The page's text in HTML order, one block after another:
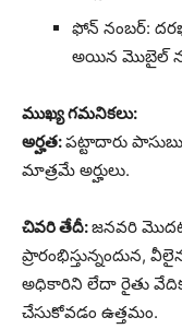
ఫోన్ నంబర్:
అయిన మొబైల్
ముఖ్య గమనికలు:
అర్హత:పట్టాదారు
మాత్రమే అర్హులు.
చివరి తేదీ:జనవరి
అధికారిని లేదా రైతు
చేసుకోవడం ఉత్తమం.